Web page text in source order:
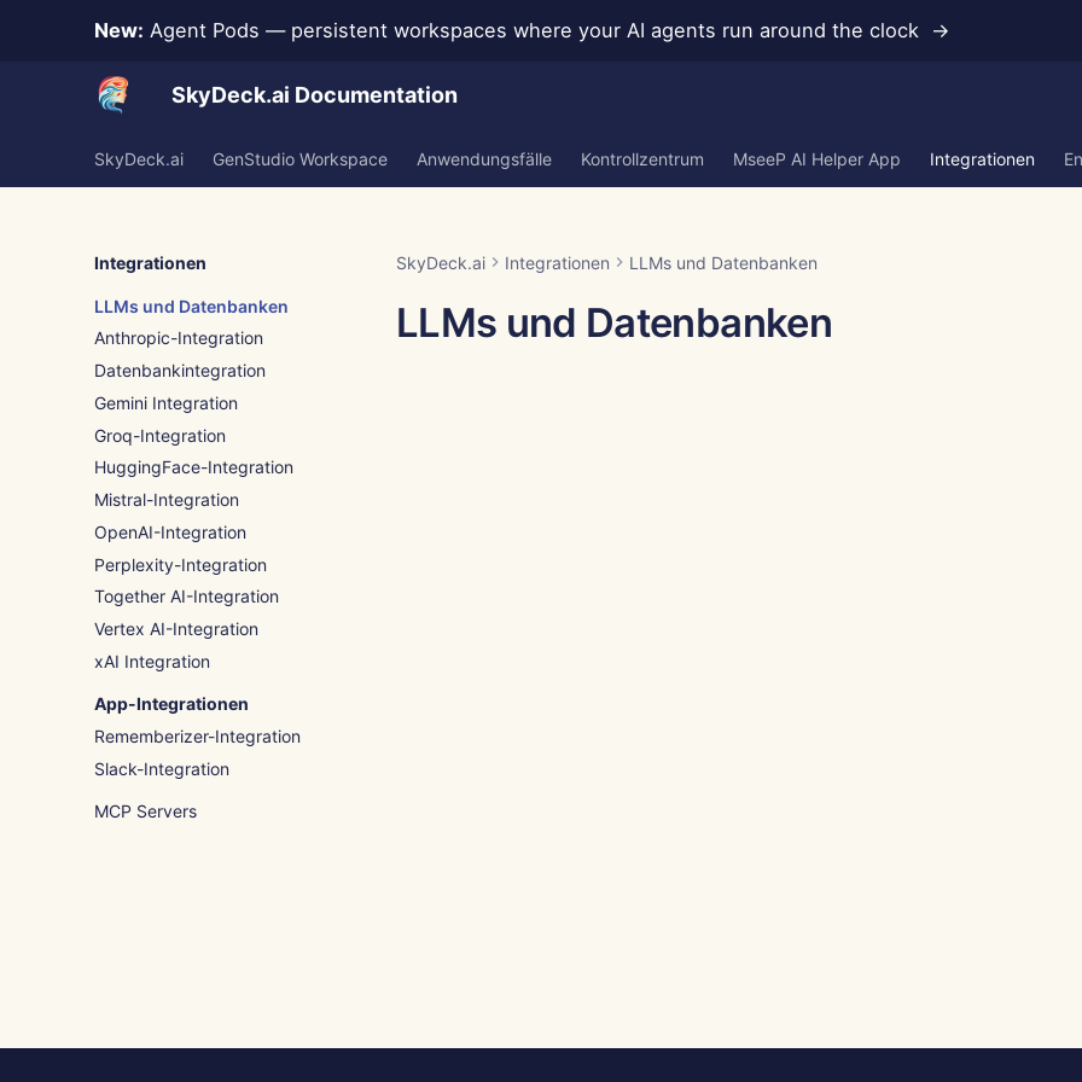
New: Agent Pods — persistent workspaces where your AI agents run around the clock →
SkyDeck.ai Documentation
SkyDeck.ai GenStudio Workspace Anwendungsfälle Kontrollzentrum MseeP AI Helper App Integrationen
Integrationen
LLMs und Datenbanken
Anthropic-Integration
Datenbankintegration
Gemini Integration
Groq-Integration
HuggingFace-Integration
Mistral-Integration
OpenAI-Integration
Perplexity-Integration
Together AI-Integration
Vertex AI-Integration
xAI Integration
App-Integrationen
Rememberizer-Integration
Slack-Integration
MCP Servers
SkyDeck.ai Integrationen LLMs und Datenbanken
LLMs und Datenbanken